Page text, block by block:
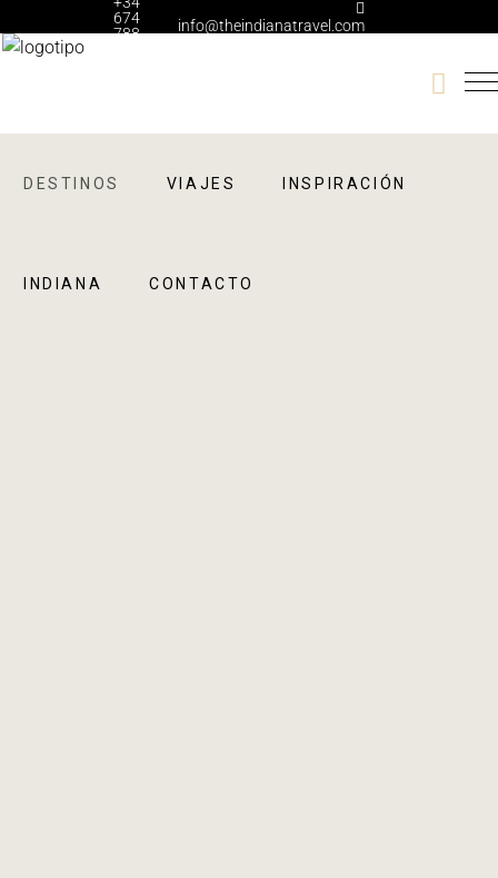
674
788
info@theindianatravel.com
DESTINOS VIAJES INSPIRACIÓN
INDIANA CONTACTO